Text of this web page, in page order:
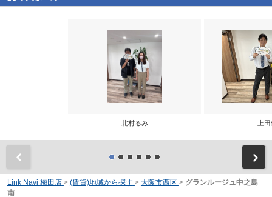
北村るみ 上
Link Navi 梅田店 > (賃貸)地域から探す > 大阪市西区 > グランルージュ中之島
南